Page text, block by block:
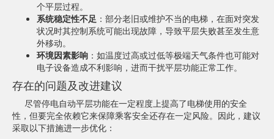
个平层过程。
系统稳定性不足 ：部分老旧或维护不当的电梯，在面对突发
状况时其控制系统可能出现故障，导致平层失败甚至发生意
外移动。
环境因素影响 ：如温度过高或过低等极端天气条件也可能对
电子设备造成不利影响，进而干扰平层功能正常工作。
存在的问题及改进建议
尽管停电自动平层功能在一定程度上提高了电梯使用的安全
性，但要完全依赖它来保障乘客安全还存在一定风险。因此，建议
采取以下措施进一步优化：